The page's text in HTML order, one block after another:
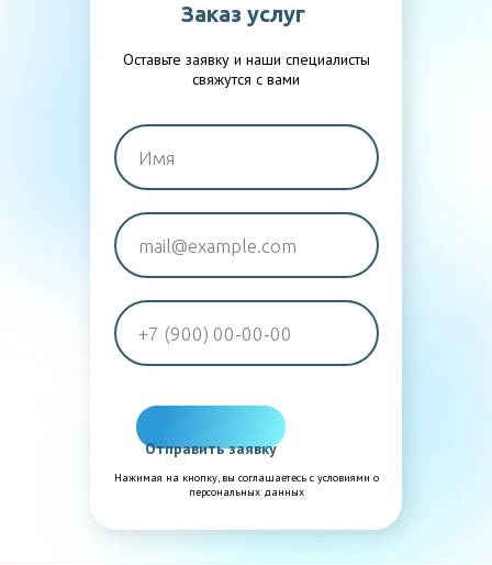
Оставьте заявку и наши специалисты
свяжутся с вами
Нажимая на кнопку, вы соглашаетесь с условиями о
персональных данных
Заказ услуг
Отправить заявку